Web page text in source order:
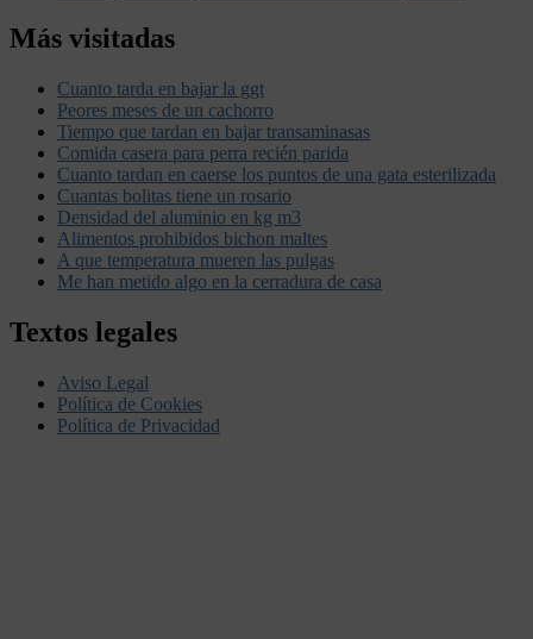
Más visitadas
Cuanto tarda en bajar la ggt
Peores meses de un cachorro
Tiempo que tardan en bajar transaminasas
Comida casera para perra recién parida
Cuanto tardan en caerse los puntos de una gata esterilizada
Cuantas bolitas tiene un rosario
Densidad del aluminio en kg m3
Alimentos prohibidos bichon maltes
A que temperatura mueren las pulgas
Me han metido algo en la cerradura de casa
Textos legales
Aviso Legal
Política de Cookies
Política de Privacidad